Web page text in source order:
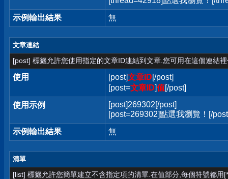
示例輸出結果
無
文章連結
[post] 標籤允許您使用指定的文章ID連結到文章.您可用在這個連結
使用 [post]文章ID[/post]
[post=文章ID]值[/post]
使用示例
[post]269302[/post]
[post=269302]點選我瀏覽！[/
示例輸出結果
無
清單
[list] 標籤允許您簡單建立不含指定項的清單.在值部分,每個符號都用